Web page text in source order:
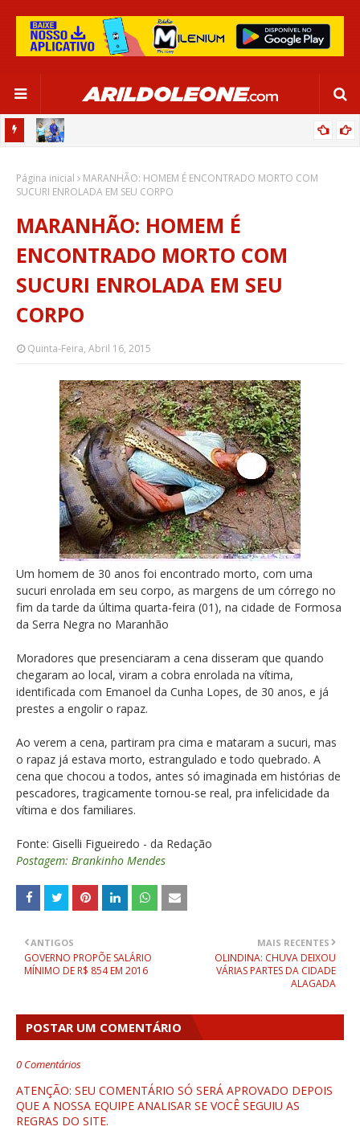
SALVADOR
Página inicial
MARANHÃO: HOMEM É ENCONTRADO MORTO COM
SUCURI ENROLADA EM SEU CORPO
MARANHÃO: HOMEM É
ENCONTRADO MORTO COM
SUCURI ENROLADA EM SEU
CORPO
Quinta-Feira, Abril 16, 2015
Um homem de 30 anos foi encontrado morto, com uma
sucuri enrolada em seu corpo, as margens de um córrego no
fim da tarde da última quarta-feira (01), na cidade de Formosa
da Serra Negra no Maranhão
Moradores que presenciaram a cena disseram que quando
chegaram ao local, viram a cobra enrolada na vítima,
identificada com Emanoel da Cunha Lopes, de 30 anos, e já
prestes a engolir o rapaz.
Ao verem a cena, partiram pra cima e mataram a sucuri, mas
o rapaz já estava morto, estrangulado e todo quebrado. A
cena que chocou a todos, antes só imaginada em histórias de
pescadores, tragicamente tornou-se real, pra infelicidade da
vítima e dos familiares.
Fonte: Giselli Figueiredo - da Redação
Postagem: Brankinho Mendes
MAIS RECENTES
OLINDINA: CHUVA DEIXOU
VÁRIAS PARTES DA CIDADE
ALAGADA
ANTIGOS
GOVERNO PROPÕE SALÁRIO
MÍNIMO DE R$ 854 EM 2016
POSTAR UM COMENTÁRIO
0 Comentários
ATENÇÃO: SEU COMENTÁRIO SÓ SERÁ APROVADO DEPOIS
QUE A NOSSA EQUIPE ANALISAR SE VOCÊ SEGUIU AS
REGRAS DO SITE.